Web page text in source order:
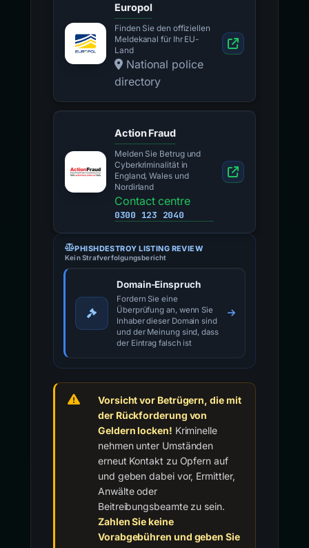
Europol
Finden Sie den offiziellen
Meldekanal für Ihr EU-
Land
National police
directory
Action Fraud
Melden Sie Betrug und
Cyberkriminalität in
England, Wales und
Nordirland
Contact centre
0300 123 2040
PHISHDESTROY LISTING REVIEW
Kein Strafverfolgungsbericht
Domain-Einspruch
Fordern Sie eine
Überprüfung an, wenn Sie
Inhaber dieser Domain sind
und der Meinung sind, dass
der Eintrag falsch ist
Vorsicht vor Betrügern, die mit
der Rückforderung von
Geldern locken! Kriminelle
nehmen unter Umständen
erneut Kontakt zu Opfern auf
und geben dabei vor, Ermittler,
Anwälte oder
Beitreibungsbeamte zu sein.
Zahlen Sie keine
Vorabgebühren und geben Sie